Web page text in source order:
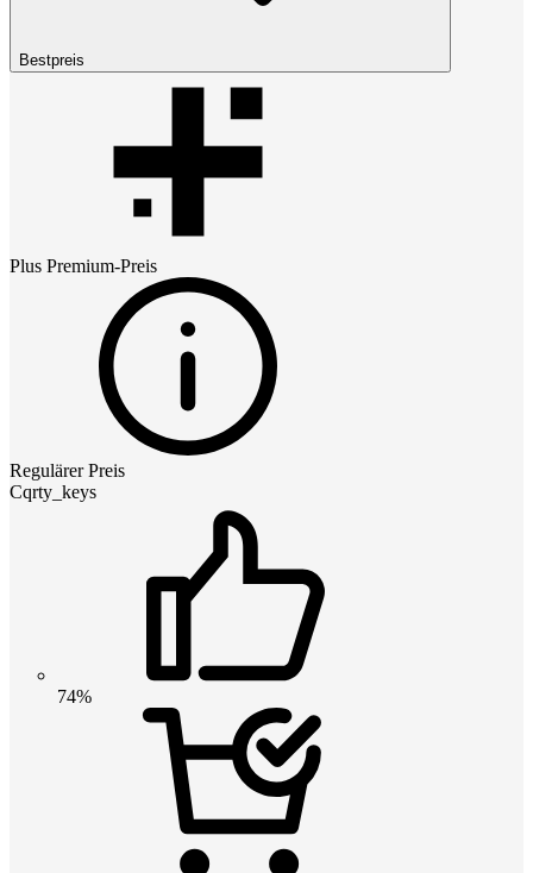
Bestpreis
Plus Premium-Preis
Regulärer Preis
Cqrty_keys
74%